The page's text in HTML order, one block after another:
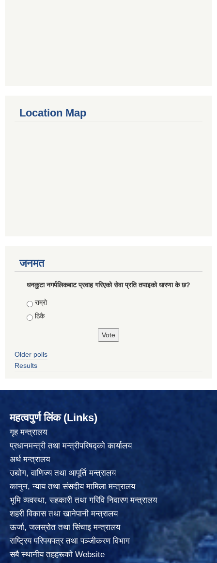
Location Map
जनमत
धनकुटा नगर्पलिकबाट प्रवाह गरिएको सेवा प्रति तपाइको धारणा के छ?
Choices
राम्रो
ठिकै
Older polls
Results
महत्वपुर्ण लिंक (Links)
गृह मन्त्रालय
प्रधानमन्त्री तथा मन्त्रीपरिषद्को कार्यालय
अर्थ मन्त्रालय
उद्योग, वाणिज्य तथा आपूर्ति मन्त्रालय
कानुन, न्याय तथा संसदीय मामिला मन्त्रालय
भूमि व्यवस्था, सहकारी तथा गरिवि निवारण मन्त्रालय
शहरी विकास तथा खानेपानी मन्त्रालय
ऊर्जा, जलस्रोत तथा सिंचाइ मन्त्रालय
राष्ट्रिय परिपयपत्र तथा पञ्जीकरण विभाग
सबै स्थानीय तहहरूको Website